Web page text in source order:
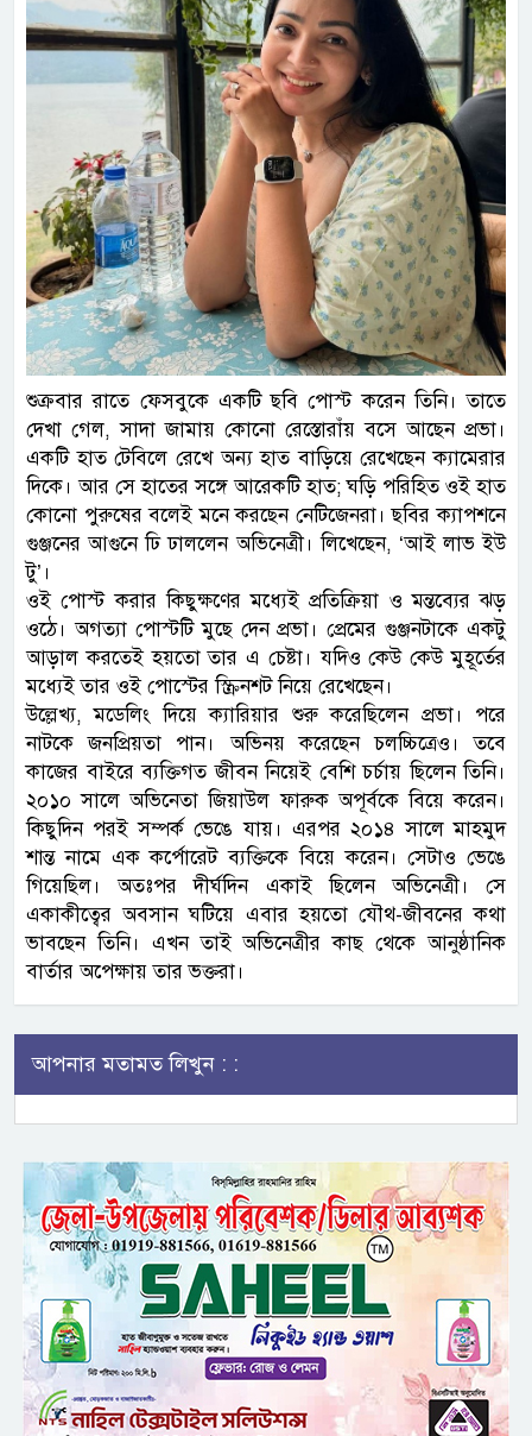
শুক্রবার রাতে ফেসবুকে একটি ছবি পোস্ট করেন তিনি। তাতে
দেখা গেল, সাদা জামায় কোনো রেস্তোরাঁয় বসে আছেন প্রভা।
একটি হাত টেবিলে রেখে অন্য হাত বাড়িয়ে রেখেছেন ক্যামেরার
দিকে। আর সে হাতের সঙ্গে আরেকটি হাত; ঘড়ি পরিহিত ওই হাত
কোনো পুরুষের বলেই মনে করছেন নেটিজেনরা। ছবির ক্যাপশনে
গুঞ্জনের আগুনে ঢি ঢাললেন অভিনেত্রী। লিখেছেন, ‘আই লাভ ইউ
টু’।
ওই পোস্ট করার কিছুক্ষণের মধ্যেই প্রতিক্রিয়া ও মন্তব্যের ঝড়
ওঠে। অগত্যা পোস্টটি মুছে দেন প্রভা। প্রেমের গুঞ্জনটাকে একটু
আড়াল করতেই হয়তো তার এ চেষ্টা। যদিও কেউ কেউ মুহূর্তের
মধ্যেই তার ওই পোস্টের স্ক্রিনশট নিয়ে রেখেছেন।
উল্লেখ্য, মডেলিং দিয়ে ক্যারিয়ার শুরু করেছিলেন প্রভা। পরে
নাটকে জনপ্রিয়তা পান। অভিনয় করেছেন চলচ্চিত্রেও। তবে
কাজের বাইরে ব্যক্তিগত জীবন নিয়েই বেশি চর্চায় ছিলেন তিনি।
২০১০ সালে অভিনেতা জিয়াউল ফারুক অপূর্বকে বিয়ে করেন।
কিছুদিন পরই সম্পর্ক ভেঙে যায়। এরপর ২০১৪ সালে মাহমুদ
শান্ত নামে এক কর্পোরেট ব্যক্তিকে বিয়ে করেন। সেটাও ভেঙে
গিয়েছিল। অতঃপর দীর্ঘদিন একাই ছিলেন অভিনেত্রী। সে
একাকীত্বের অবসান ঘটিয়ে এবার হয়তো যৌথ-জীবনের কথা
ভাবছেন তিনি। এখন তাই অভিনেত্রীর কাছ থেকে আনুষ্ঠানিক
বার্তার অপেক্ষায় তার ভক্তরা।
আপনার মতামত লিখুন : :